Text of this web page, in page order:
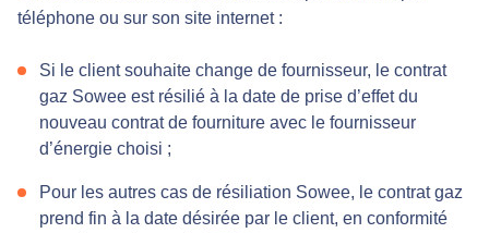
téléphone ou sur son site internet :
Si le client souhaite change de fournisseur, le contrat
gaz Sowee est résilié à la date de prise d’effet du
nouveau contrat de fourniture avec le fournisseur
d’énergie choisi ;
Pour les autres cas de résiliation Sowee, le contrat gaz
prend fin à la date désirée par le client, en conformité